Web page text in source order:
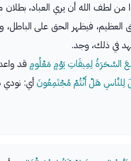
من لطف الله أن يري العباد،
العظيم، فيظهر الحق على
في ذلك، وجد.
السَّحَرَةُ لِمِيقَاتِ يَوْمٍ مَعْلُومٍ قد
لِلنَّاسِ هَلْ أَنْتُمْ مُجْتَمِعُونَأي: نودي